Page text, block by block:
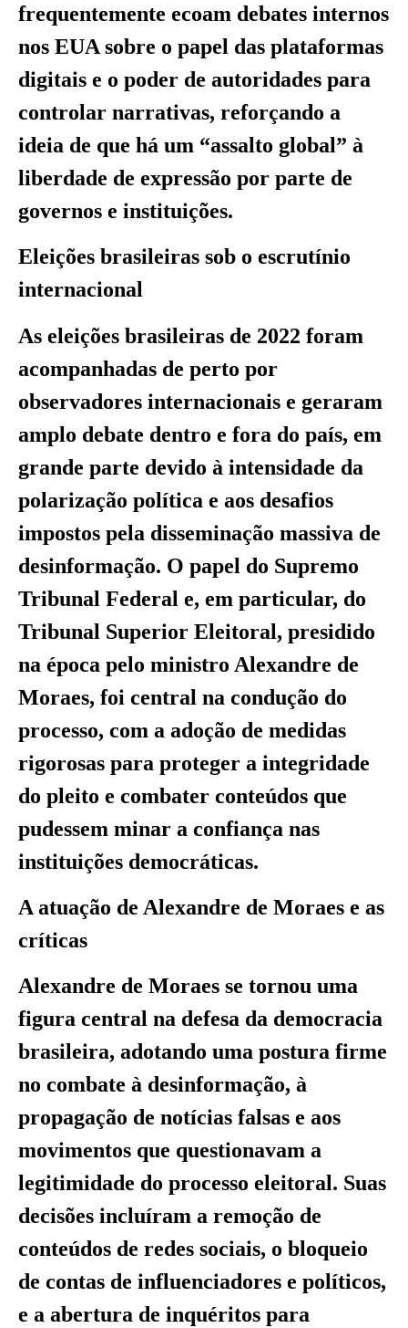
frequentemente ecoam debates internos
nos EUA sobre o papel das plataformas
digitais e o poder de autoridades para
controlar narrativas, reforçando a
ideia de que há um “assalto global” à
liberdade de expressão por parte de
governos e instituições.
Eleições brasileiras sob o escrutínio
internacional
As eleições brasileiras de 2022 foram
acompanhadas de perto por
observadores internacionais e geraram
amplo debate dentro e fora do país, em
grande parte devido à intensidade da
polarização política e aos desafios
impostos pela disseminação massiva de
desinformação. O papel do Supremo
Tribunal Federal e, em particular, do
Tribunal Superior Eleitoral, presidido
na época pelo ministro Alexandre de
Moraes, foi central na condução do
processo, com a adoção de medidas
rigorosas para proteger a integridade
do pleito e combater conteúdos que
pudessem minar a confiança nas
instituições democráticas.
A atuação de Alexandre de Moraes e as
críticas
Alexandre de Moraes se tornou uma
figura central na defesa da democracia
brasileira, adotando uma postura firme
no combate à desinformação, à
propagação de notícias falsas e aos
movimentos que questionavam a
legitimidade do processo eleitoral. Suas
decisões incluíram a remoção de
conteúdos de redes sociais, o bloqueio
de contas de influenciadores e políticos,
e a abertura de inquéritos para